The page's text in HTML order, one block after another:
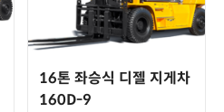
16톤 좌승식 디젤 지게차
160D-9